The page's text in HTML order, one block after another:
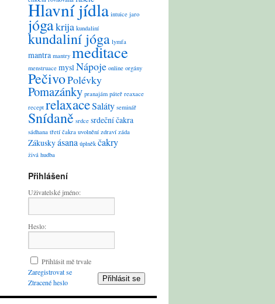
Hlavní jídla intuice jaro
jógakrija kundaliní
kundaliní jóga lymfa
mantra mantry meditace
menstruace myslNápoje online orgány
PečivoPolévky
Pomazánky pranajám páteř reaxace
recept relaxaceSaláty seminář
Snídaně srdce srdeční čakra
sádhana třetí čakra uvolnění zdraví záda
Zákuskyásana úplněk čakry
živá hudba
Přihlášení
Uživatelské jméno:
Heslo:
Přihlásit mě trvale
Přihlásit se
Zaregistrovat se
Ztracené heslo